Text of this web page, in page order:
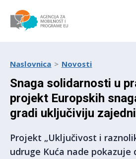
Naslovnica Novosti
Snaga solidarnosti u
projekt Europskih
gradi uključiviju
Projekt „Uključivost i
udruge Kuća nade pokazuje